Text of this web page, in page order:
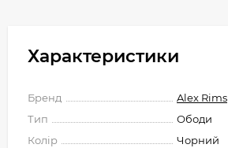
Характеристики
Бренд
Alex Rims
Тип
Ободи
Колір
Чорний